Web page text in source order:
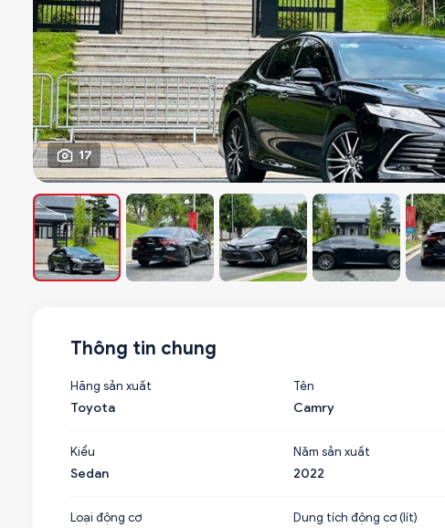
17
Thông tin chung
Hãng sản xuất
Toyota
Tên
Camry
Kiểu
Sedan
Năm sản xuất
2022
Loại động cơ
Dung tích động cơ (lít)